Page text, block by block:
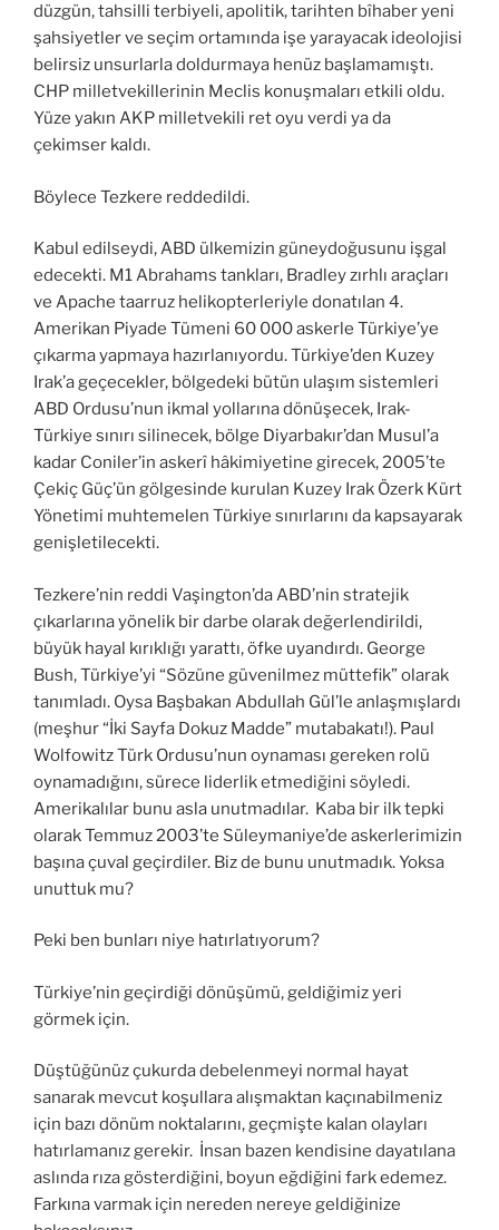
düzgün, tahsilli terbiyeli, apolitik, tarihten bîhaber yeni
şahsiyetler ve seçim ortamında işe yarayacak ideolojisi
belirsiz unsurlarla doldurmaya henüz başlamamıştı.
CHP milletvekillerinin Meclis konuşmaları etkili oldu.
Yüze yakın AKP milletvekili ret oyu verdi ya da
çekimser kaldı.
Böylece Tezkere reddedildi.
Kabul edilseydi, ABD ülkemizin güneydoğusunu işgal
edecekti. M1 Abrahams tankları, Bradley zırhlı araçları
ve Apache taarruz helikopterleriyle donatılan 4.
Amerikan Piyade Tümeni 60 000 askerle Türkiye’ye
çıkarma yapmaya hazırlanıyordu. Türkiye’den Kuzey
Irak’a geçecekler, bölgedeki bütün ulaşım sistemleri
ABD Ordusu’nun ikmal yollarına dönüşecek, Irak-
Türkiye sınırı silinecek, bölge Diyarbakır’dan Musul’a
kadar Coniler’in askerî hâkimiyetine girecek, 2005’te
Çekiç Güç’ün gölgesinde kurulan Kuzey Irak Özerk Kürt
Yönetimi muhtemelen Türkiye sınırlarını da kapsayarak
genişletilecekti.
Tezkere’nin reddi Vaşington’da ABD’nin stratejik
çıkarlarına yönelik bir darbe olarak değerlendirildi,
büyük hayal kırıklığı yarattı, öfke uyandırdı. George
Bush, Türkiye’yi “Sözüne güvenilmez müttefik” olarak
tanımladı. Oysa Başbakan Abdullah Gül’le anlaşmışlardı
(meşhur “İki Sayfa Dokuz Madde” mutabakatı!). Paul
Wolfowitz Türk Ordusu’nun oynaması gereken rolü
oynamadığını, sürece liderlik etmediğini söyledi.
Amerikalılar bunu asla unutmadılar. Kaba bir ilk tepki
olarak Temmuz 2003’te Süleymaniye’de askerlerimizin
başına çuval geçirdiler. Biz de bunu unutmadık. Yoksa
unuttuk mu?
Peki ben bunları niye hatırlatıyorum?
Türkiye’nin geçirdiği dönüşümü, geldiğimiz yeri
görmek için.
Düştüğünüz çukurda debelenmeyi normal hayat
sanarak mevcut koşullara alışmaktan kaçınabilmeniz
için bazı dönüm noktalarını, geçmişte kalan olayları
hatırlamanız gerekir. İnsan bazen kendisine dayatılana
aslında rıza gösterdiğini, boyun eğdiğini fark edemez.
Farkına varmak için nereden nereye geldiğinize